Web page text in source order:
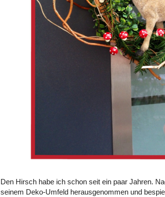
Den Hirsch habe ich schon seit ein paar Jahren.
seinem Deko-Umfeld herausgenommen und